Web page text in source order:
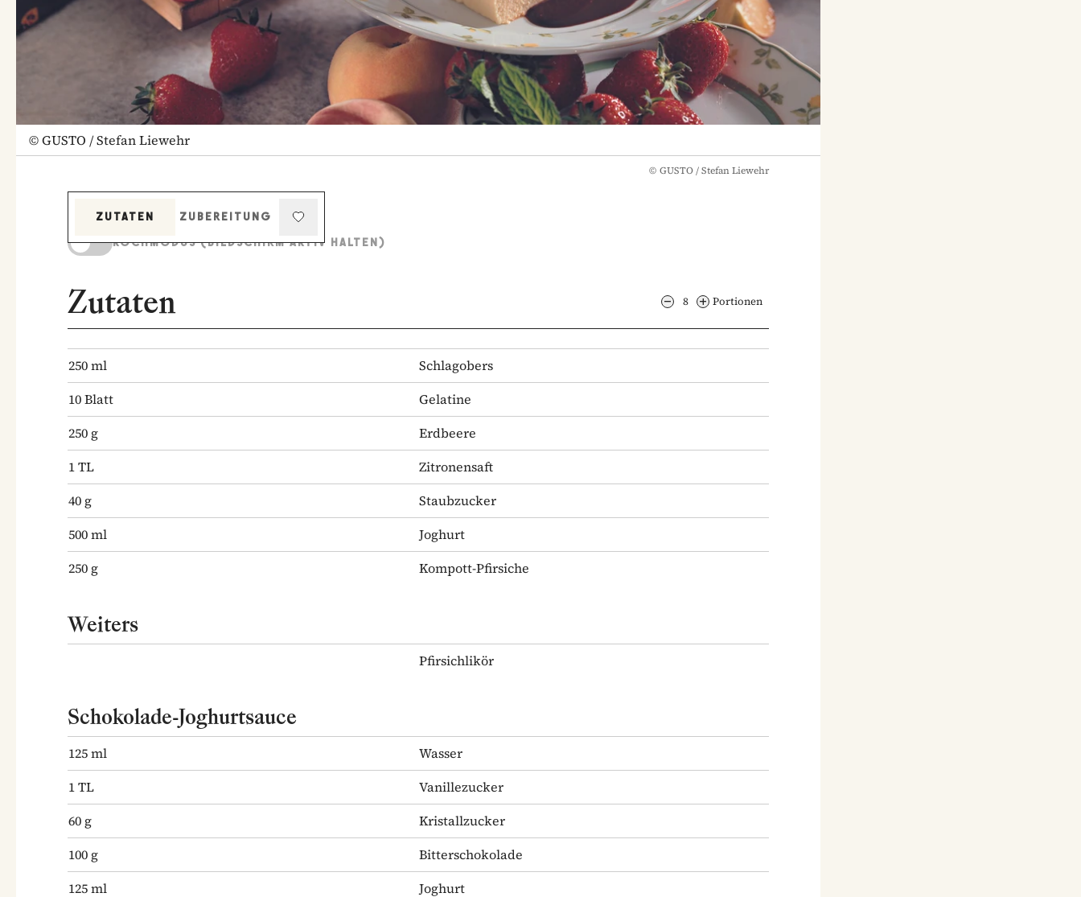
©GUSTO / Stefan Liewehr
© GUSTO / Stefan Liewehr
ZUTATEN
ZUBEREITUNG
KOCHMODUS (BILDSCHIRM AKTIV HALTEN)
Zutaten 8 Portionen
250ml
Schlagobers
10Blatt
Gelatine
250 g
Erdbeere
1TL
Zitronensaft
40 g
Staubzucker
500ml
Joghurt
250 g Kompott-Pfirsiche
Weiters
Pfirsichlikör
Schokolade-Joghurtsauce
125ml
Wasser
1TL
Vanillezucker
60 g
Kristallzucker
100 g
Bitterschokolade
125ml Joghurt